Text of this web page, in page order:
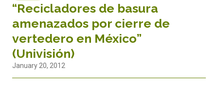
“Recicladores de basura
amenazados por cierre de
vertedero en México”
(Univisión)
January 20, 2012